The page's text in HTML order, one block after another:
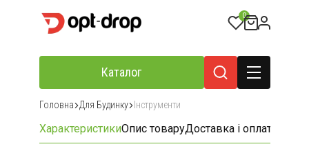
0
Каталог
Головна Для Будинку Інструменти
ХарактеристикиОпис товаруДоставка і оплата